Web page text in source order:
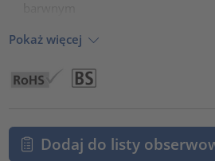
Pokaż więcej
Dodaj do listy